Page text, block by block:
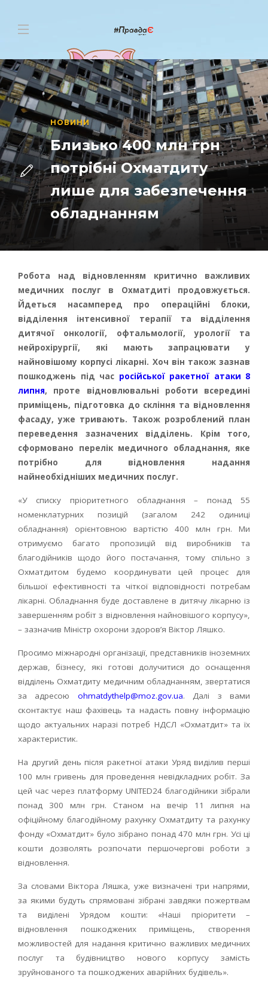
НОВИНИ
Близько 400 млн грн
потрібні Охматдиту
лише для забезпечення
обладнанням
Робота над відновленням критично важливих
медичних послуг в Охматдиті продовжується.
Йдеться насамперед про операційні блоки,
відділення інтенсивної терапії та відділення
дитячої онкології, офтальмології, урології та
нейрохірургії, які мають запрацювати у
найновішому корпусі лікарні. Хоч він також зазнав
пошкоджень під час російської ракетної атаки 8
липня, проте відновлювальні роботи всередині
приміщень, підготовка до скління та відновлення
фасаду, уже тривають. Також розроблений план
переведення зазначених відділень. Крім того,
сформовано перелік медичного обладнання, яке
потрібно для відновлення надання
найнеобхідніших медичних послуг.
«У списку пріоритетного обладнання – понад 55
номенклатурних позицій (загалом 242 одиниці
обладнання) орієнтовною вартістю 400 млн грн. Ми
отримуємо багато пропозицій від виробників та
благодійників щодо його постачання, тому спільно з
Охматдитом будемо координувати цей процес для
більшої ефективності та чіткої відповідності потребам
лікарні. Обладнання буде доставлене в дитячу лікарню із
завершенням робіт з відновлення найновішого корпусу»,
– зазначив Міністр охорони здоров’я Віктор Ляшко.
Просимо міжнародні організації, представників іноземних
держав, бізнесу, які готові долучитися до оснащення
відділень Охматдиту медичним обладнанням, звертатися
за адресою ohmatdythelp@moz.gov.ua. Далі з вами
сконтактує наш фахівець та надасть повну інформацію
щодо актуальних наразі потреб НДСЛ «Охматдит» та їх
характеристик.
На другий день після ракетної атаки Уряд виділив перші
100 млн гривень для проведення невідкладних робіт. За
цей час через платформу UNITED24 благодійники зібрали
понад 300 млн грн. Станом на вечір 11 липня на
офіційному благодійному рахунку Охматдиту та рахунку
фонду «Охматдит» було зібрано понад 470 млн грн. Усі ці
кошти дозволять розпочати першочергові роботи з
відновлення.
За словами Віктора Ляшка, уже визначені три напрями,
за якими будуть спрямовані зібрані завдяки пожертвам
та виділені Урядом кошти: «Наші пріоритети –
відновлення пошкоджених приміщень, створення
можливостей для надання критично важливих медичних
послуг та будівництво нового корпусу замість
зруйнованого та пошкоджених аварійних будівель».